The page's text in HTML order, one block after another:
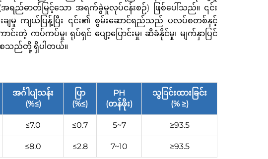
ဓာတ်မြင့်သော အရက်ခွဲမှုလုပ်ငန်းစဉ်) ဖြစ်ပေါ်သည်။ ၎င်း
ချမှု ကျယ်ပြန့်ပြီး ၎င်း၏ စွမ်းဆောင်ရည်သည် ပလပ်စတစ်နှင့်
းတဲ့ ကပ်ကပ်မှု၊ ရုပ်ရှင် ပျော့ပြောင်းမှု၊ ဆီခံနိုင်မှု၊ မျက်နှာပြင်
စသည်တို့ ရှိပါတယ်။
အင်္ဂါပျံသန်း
(%≤)
ပြာ
(%≤)
PH
(တန်ဖိုး)
သွြင်းထားခြင်း
(% ≥)
≤7.0 ≤0.7 5~7 ≥93.5
≤8.0 ≤2.8 7~10 ≥93.5